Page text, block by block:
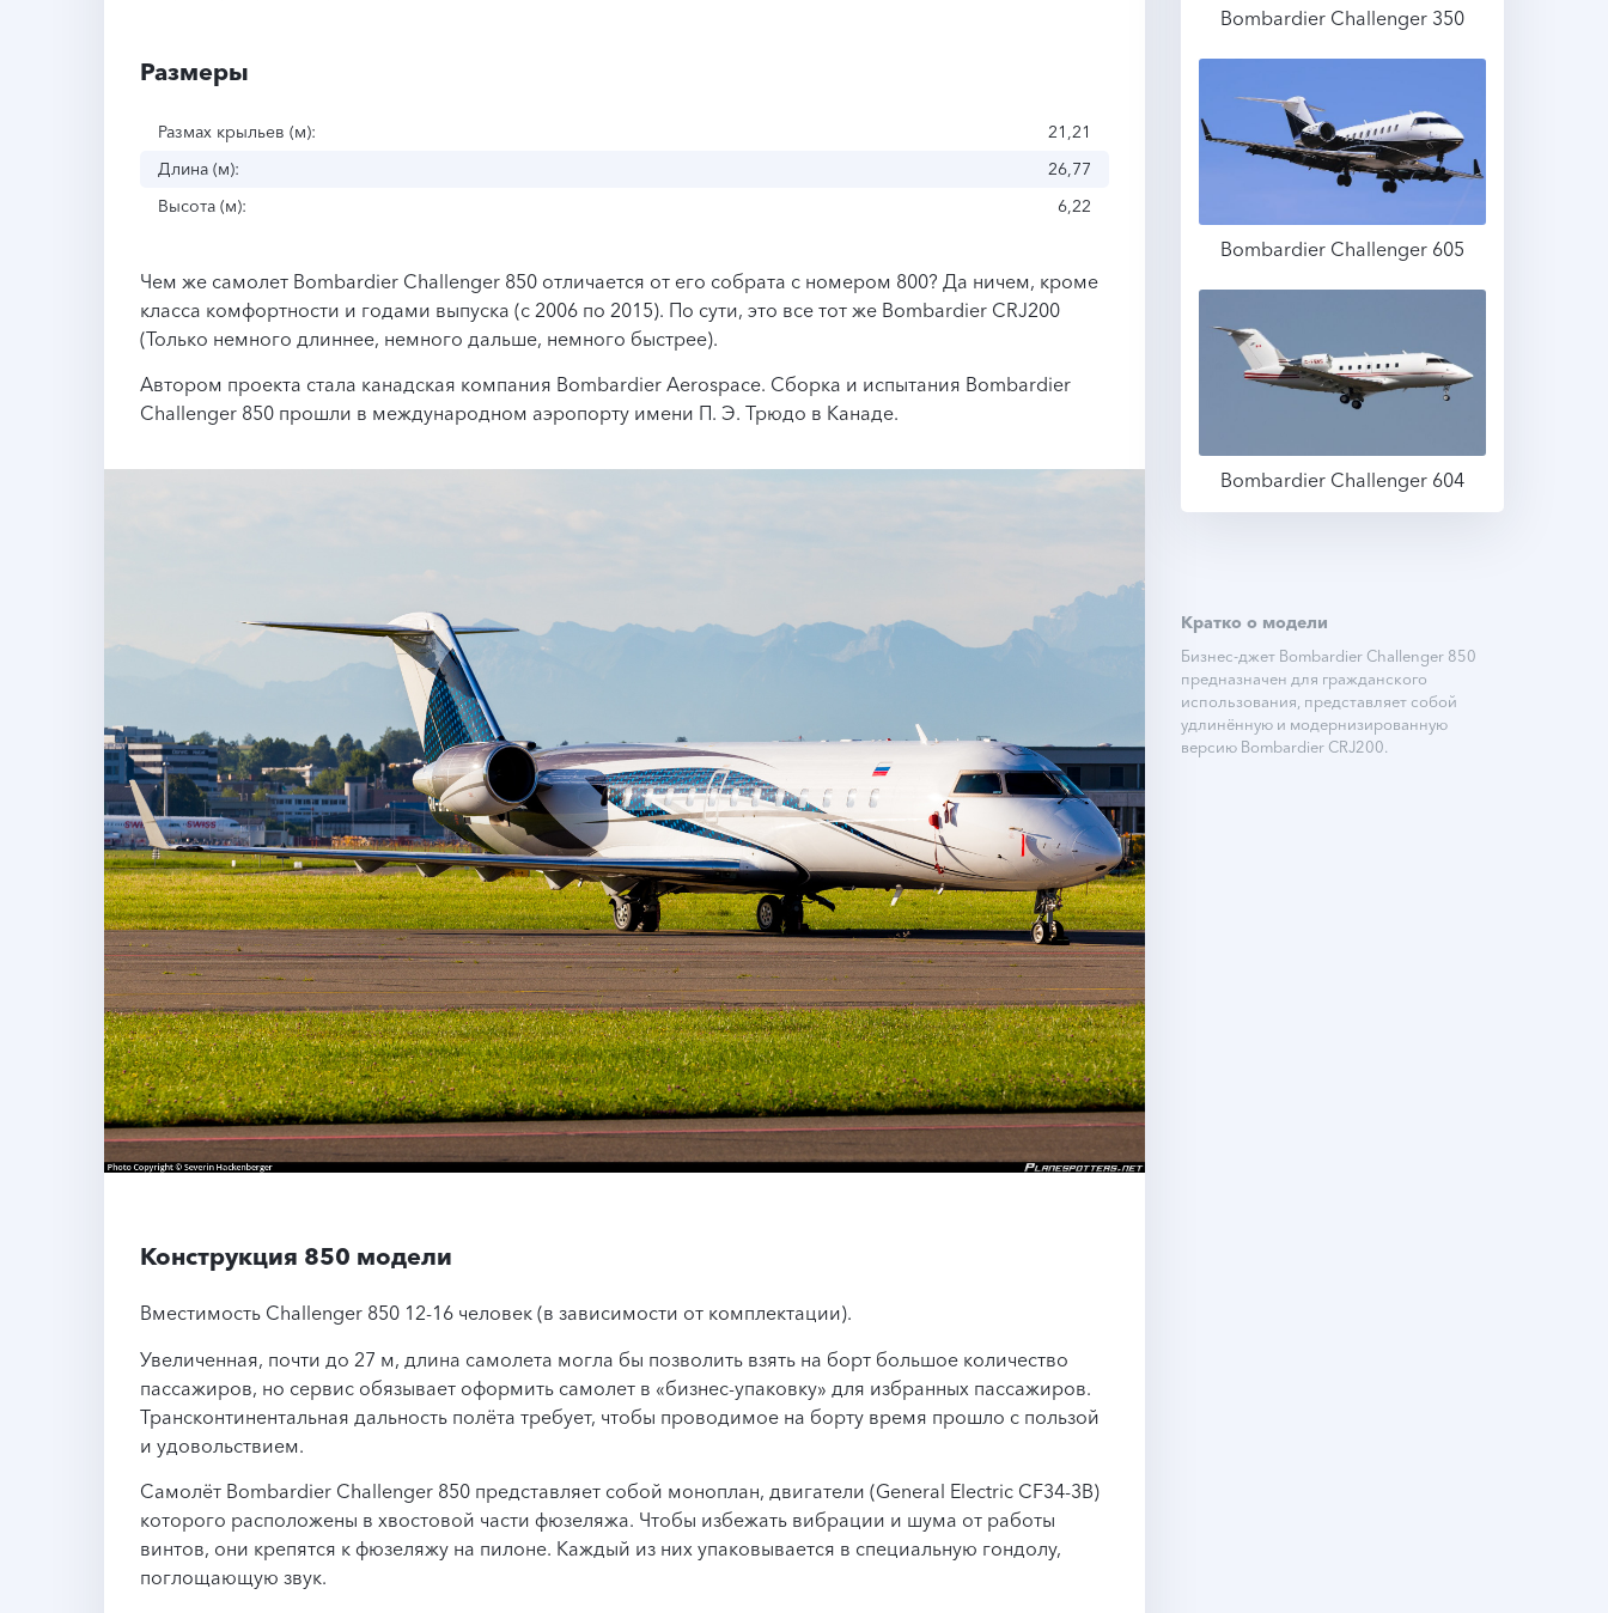
Размеры
Размах крыльев (м):
21,21
Длина (м):
26,77
Высота (м):
6,22
Чем же самолет Bombardier Challenger 850 отличается от его собрата с номером 800? Да ничем, кроме
класса комфортности и годами выпуска (с 2006 по 2015). По сути, это все тот же Bombardier CRJ200
(Только немного длиннее, немного дальше, немного быстрее).
Автором проекта стала канадская компания Bombardier Aerospace. Сборка и испытания Bombardier
Challenger 850 прошли в международном аэропорту имени П. Э. Трюдо в Канаде.
Конструкция 850 модели
Вместимость Challenger 850 12-16 человек (в зависимости от комплектации).
Увеличенная, почти до 27 м, длина самолета могла бы позволить взять на борт большое количество
пассажиров, но сервис обязывает оформить самолет в «бизнес-упаковку» для избранных пассажиров.
Трансконтинентальная дальность полёта требует, чтобы проводимое на борту время прошло с пользой
и удовольствием.
Самолёт Bombardier Challenger 850 представляет собой моноплан, двигатели (General Electric CF34-3В)
которого расположены в хвостовой части фюзеляжа. Чтобы избежать вибрации и шума от работы
винтов, они крепятся к фюзеляжу на пилоне. Каждый из них упаковывается в специальную гондолу,
поглощающую звук.
Bombardier Challenger 350
Bombardier Challenger 605
Bombardier Challenger 604
Кратко о модели
Бизнес-джет Bombardier Challenger 850
предназначен для гражданского
использования, представляет собой
удлинённую и модернизированную
версию Bombardier CRJ200.